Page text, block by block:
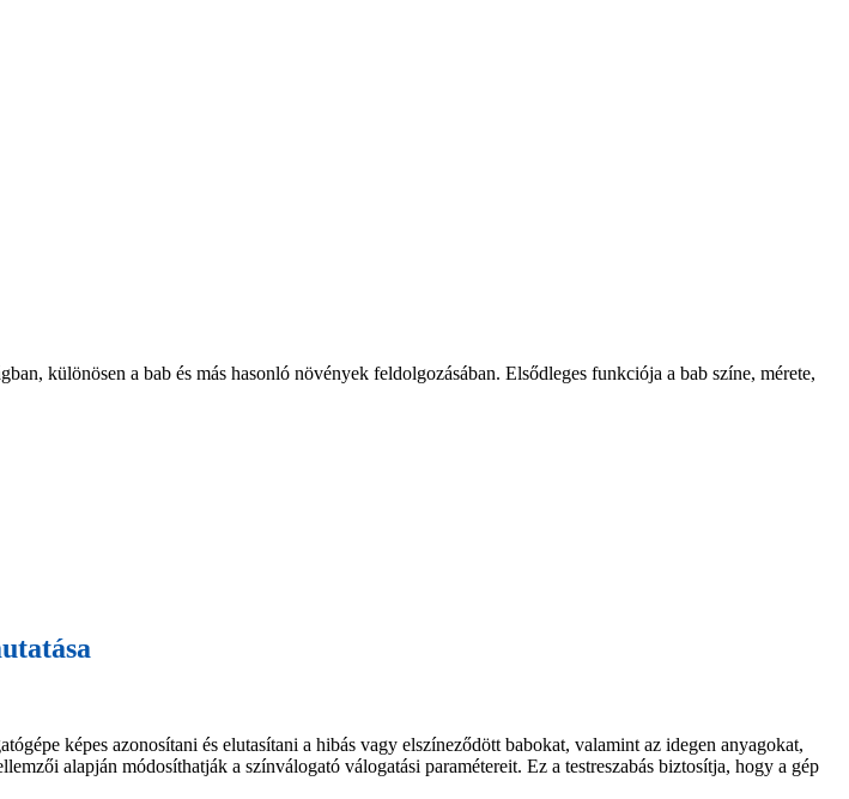
különösen a bab és más hasonló növények feldolgozásában. Elsődleges funkciója a bab színe, mérete,
képes azonosítani és elutasítani a hibás vagy elszíneződött babokat, valamint az idegen anyagokat,
alapján módosíthatják a színválogató válogatási paramétereit. Ez a testreszabás biztosítja, hogy a gép